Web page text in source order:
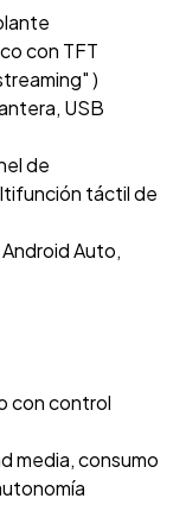
con TFT
)
USB
de
táctil de
Auto,
con control
media, consumo